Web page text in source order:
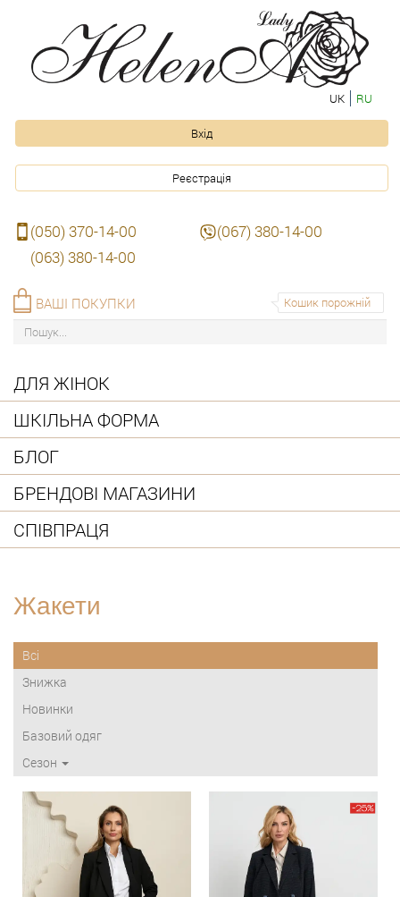
UK RU
Вхід
Реєстрація
(050) 370-14-00
(067) 380-14-00
(063) 380-14-00
Кошик порожній
ВАШІ ПОКУПКИ
ДЛЯ ЖІНОК
ШКІЛЬНА ФОРМА
БЛОГ
БРЕНДОВІ МАГАЗИНИ
СПІВПРАЦЯ
Жакети
Всі
Знижка
Новинки
Базовий одяг
Сезон